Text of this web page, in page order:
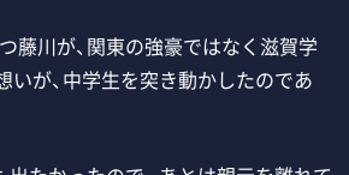
藤川が、関東の強豪ではなく滋賀学
いが、中学生を突き動かしたのであ